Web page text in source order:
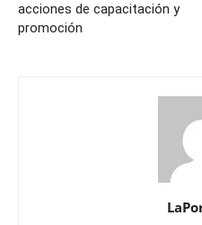
acciones de capacitación y
promoción